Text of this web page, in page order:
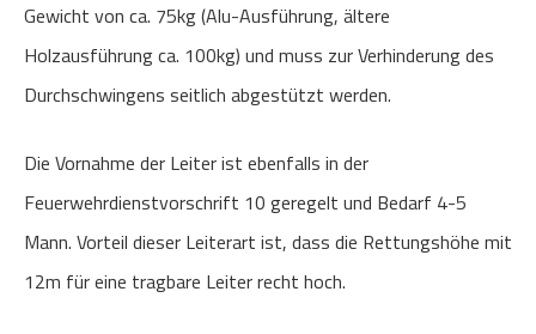
Gewicht von ca. 75kg (Alu-Ausführung, ältere
Holzausführung ca. 100kg) und muss zur Verhinderung des
Durchschwingens seitlich abgestützt werden.
Die Vornahme der Leiter ist ebenfalls in der
Feuerwehrdienstvorschrift 10 geregelt und Bedarf 4-5
Mann. Vorteil dieser Leiterart ist, dass die Rettungshöhe mit
12m für eine tragbare Leiter recht hoch.